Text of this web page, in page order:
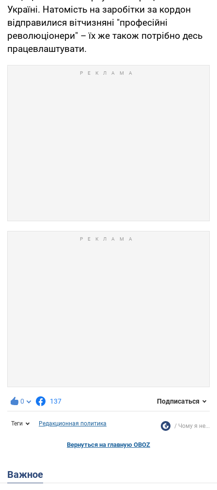
Україні. Натомість на заробітки за кордон
відправилися вітчизняні "професійні
революціонери" – їх же також потрібно десь
працевлаштувати.
0 137 Подписаться
Теги Редакционная политика Чому я не...
Вернуться на главную OBOZ
Важное